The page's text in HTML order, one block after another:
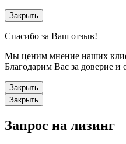
Закрыть
Спасибо за Ваш отзыв!
Мы ценим мнение наших
Благодарим Вас за доверие и
Закрыть
Закрыть
Запрос на лизинг